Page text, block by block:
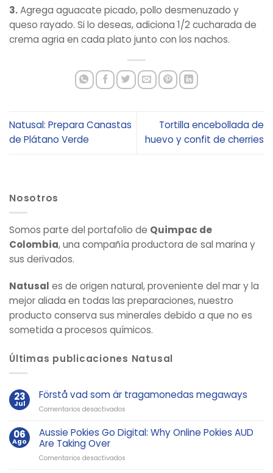
3.Agrega aguacate picado, pollo desmenuzado y
queso rayado. Si lo deseas, adiciona 1/2 cucharada de
crema agria en cada plato junto con los nachos.
Natusal: Prepara Canastas
de Plátano Verde
Tortilla encebollada de
huevo y confit de cherries
Nosotros
Somos parte del portafolio de Quimpac de
Colombia, una compañía productora de sal marina y
sus derivados.
Natusal es de origen natural, proveniente del mar y la
mejor aliada en todas las preparaciones, nuestro
producto conserva sus minerales debido a que no es
sometida a procesos químicos.
Últimas publicaciones Natusal
23
Jul
Förstå vad som är tragamonedas megaways
Comentarios desactivados
vad
som
06
Ago
Aussie Pokies Go Digital: Why Online Pokies AUD
Are Taking Over
Comentarios desactivados